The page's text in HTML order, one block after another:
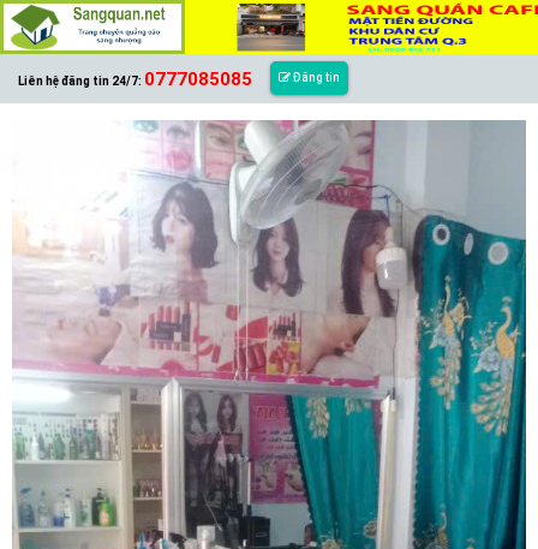
Liên hệ đăng tin 24/7: 0777085085 Đăng tin